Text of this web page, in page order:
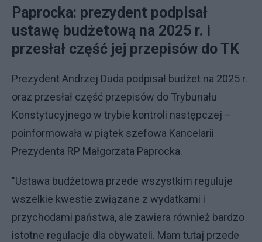
Paprocka: prezydent podpisał
ustawę budżetową na 2025 r. i
przesłał część jej przepisów do TK
Prezydent Andrzej Duda podpisał budżet na 2025 r.
oraz przesłał część przepisów do Trybunału
Konstytucyjnego w trybie kontroli następczej –
poinformowała w piątek szefowa Kancelarii
Prezydenta RP Małgorzata Paprocka.
"Ustawa budżetowa przede wszystkim reguluje
wszelkie kwestie związane z wydatkami i
przychodami państwa, ale zawiera również bardzo
istotne regulacje dla obywateli. Mam tutaj przede